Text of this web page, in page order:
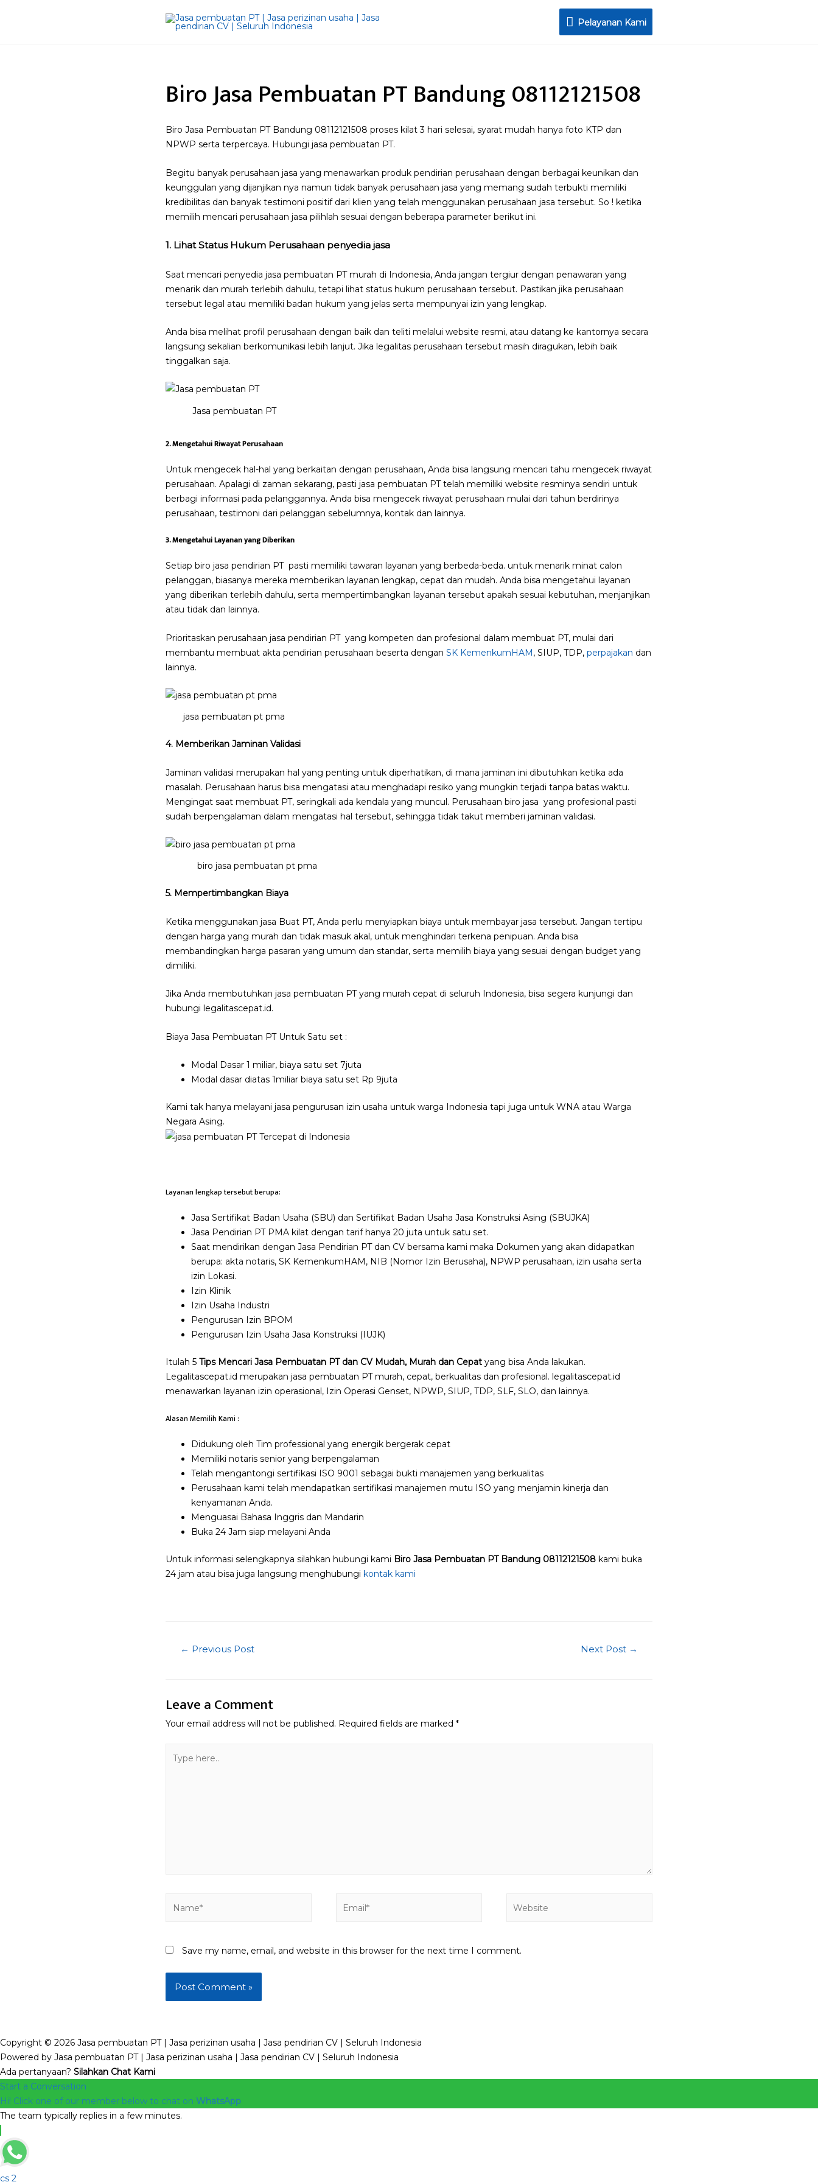
Pelayanan
Pelayanan Kami
Biro Jasa Pembuatan PT Bandung 08112121508
Biro Jasa Pembuatan PT Bandung 08112121508 proses kilat 3 hari selesai, syarat mudah hanya foto KTP dan
NPWP serta terpercaya. Hubungi jasa pembuatan PT.
Begitu banyak perusahaan jasa yang menawarkan produk pendirian perusahaan dengan berbagai keunikan dan
keunggulan yang dijanjikan nya namun tidak banyak perusahaan jasa yang memang sudah terbukti memiliki
kredibilitas dan banyak testimoni positif dari klien yang telah menggunakan perusahaan jasa tersebut. So ! ketika
memilih mencari perusahaan jasa pilihlah sesuai dengan beberapa parameter berikut ini.
1. Lihat Status Hukum Perusahaan penyedia jasa
Saat mencari penyedia jasa pembuatan PT murah di Indonesia, Anda jangan tergiur dengan penawaran yang
menarik dan murah terlebih dahulu, tetapi lihat status hukum perusahaan tersebut. Pastikan jika perusahaan
tersebut legal atau memiliki badan hukum yang jelas serta mempunyai izin yang lengkap.
Anda bisa melihat profil perusahaan dengan baik dan teliti melalui website resmi, atau datang ke kantornya secara
langsung sekalian berkomunikasi lebih lanjut. Jika legalitas perusahaan tersebut masih diragukan, lebih baik
tinggalkan saja.
Jasa pembuatan PT
2. Mengetahui Riwayat Perusahaan
Untuk mengecek hal-hal yang berkaitan dengan perusahaan, Anda bisa langsung mencari tahu mengecek riwayat
perusahaan. Apalagi di zaman sekarang, pasti jasa pembuatan PT telah memiliki website resminya sendiri untuk
berbagi informasi pada pelanggannya. Anda bisa mengecek riwayat perusahaan mulai dari tahun berdirinya
perusahaan, testimoni dari pelanggan sebelumnya, kontak dan lainnya.
3. Mengetahui Layanan yang Diberikan
Setiap biro jasa pendirian PT pasti memiliki tawaran layanan yang berbeda-beda. untuk menarik minat calon
pelanggan, biasanya mereka memberikan layanan lengkap, cepat dan mudah. Anda bisa mengetahui layanan
yang diberikan terlebih dahulu, serta mempertimbangkan layanan tersebut apakah sesuai kebutuhan, menjanjikan
atau tidak dan lainnya.
Prioritaskan perusahaan jasa pendirian PT yang kompeten dan profesional dalam membuat PT, mulai dari
membantu membuat akta pendirian perusahaan beserta dengan SK KemenkumHAM, SIUP, TDP, perpajakan dan
lainnya.
jasa pembuatan pt pma
4. Memberikan Jaminan Validasi
Jaminan validasi merupakan hal yang penting untuk diperhatikan, di mana jaminan ini dibutuhkan ketika ada
masalah. Perusahaan harus bisa mengatasi atau menghadapi resiko yang mungkin terjadi tanpa batas waktu.
Mengingat saat membuat PT, seringkali ada kendala yang muncul. Perusahaan biro jasa yang profesional pasti
sudah berpengalaman dalam mengatasi hal tersebut, sehingga tidak takut memberi jaminan validasi.
biro jasa pembuatan pt pma
5. Mempertimbangkan Biaya
Ketika menggunakan jasa Buat PT, Anda perlu menyiapkan biaya untuk membayar jasa tersebut. Jangan tertipu
dengan harga yang murah dan tidak masuk akal, untuk menghindari terkena penipuan. Anda bisa
membandingkan harga pasaran yang umum dan standar, serta memilih biaya yang sesuai dengan budget yang
dimiliki.
Jika Anda membutuhkan jasa pembuatan PT yang murah cepat di seluruh Indonesia, bisa segera kunjungi dan
hubungi legalitascepat.id.
Biaya Jasa Pembuatan PT Untuk Satu set :
Modal Dasar 1 miliar, biaya satu set 7juta
Modal dasar diatas 1miliar biaya satu set Rp 9juta
Kami tak hanya melayani jasa pengurusan izin usaha untuk warga Indonesia tapi juga untuk WNA atau Warga
Negara Asing.
Layanan lengkap tersebut berupa:
Jasa Sertifikat Badan Usaha (SBU) dan Sertifikat Badan Usaha Jasa Konstruksi Asing (SBUJKA)
Jasa Pendirian PT PMA kilat dengan tarif hanya 20 juta untuk satu set.
Saat mendirikan dengan Jasa Pendirian PT dan CV bersama kami maka Dokumen yang akan didapatkan
berupa: akta notaris, SK KemenkumHAM, NIB (Nomor Izin Berusaha), NPWP perusahaan, izin usaha serta
izin Lokasi.
Izin Klinik
Izin Usaha Industri
Pengurusan Izin BPOM
Pengurusan Izin Usaha Jasa Konstruksi (IUJK)
Itulah 5 Tips Mencari Jasa Pembuatan PT dan CV Mudah, Murah dan Cepat yang bisa Anda lakukan.
Legalitascepat.id merupakan jasa pembuatan PT murah, cepat, berkualitas dan profesional. legalitascepat.id
menawarkan layanan izin operasional, Izin Operasi Genset, NPWP, SIUP, TDP, SLF, SLO, dan lainnya.
Alasan Memilih Kami :
Didukung oleh Tim professional yang energik bergerak cepat
Memiliki notaris senior yang berpengalaman
Telah mengantongi sertifikasi ISO 9001 sebagai bukti manajemen yang berkualitas
Perusahaan kami telah mendapatkan sertifikasi manajemen mutu ISO yang menjamin kinerja dan
kenyamanan Anda.
Menguasai Bahasa Inggris dan Mandarin
Buka 24 Jam siap melayani Anda
Untuk informasi selengkapnya silahkan hubungi kami Biro Jasa Pembuatan PT Bandung 08112121508 kami buka
24 jam atau bisa juga langsung menghubungi kontak kami
Post
← Previous Post Next Post →
Leave a Comment
Your email address will not be published. Required fields are marked *
here..
Save my name, email, and website in this browser for the next time I comment.
Copyright © 2026 Jasa pembuatan PT | Jasa perizinan usaha | Jasa pendirian CV | Seluruh Indonesia
Powered by Jasa pembuatan PT | Jasa perizinan usaha | Jasa pendirian CV | Seluruh Indonesia
Ada pertanyaan? Silahkan Chat Kami
Start a Conversation
Hi! Click one of our member below to chat on WhatsApp
The team typically replies in a few minutes.
cs 2